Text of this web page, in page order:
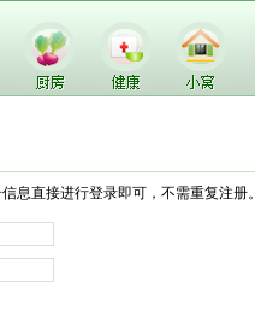
息直接进行登录即可，不需重复注册。